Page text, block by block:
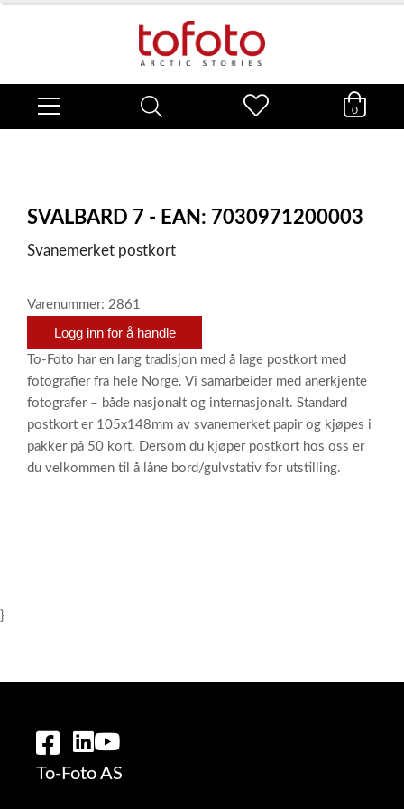
0
SVALBARD 7 - EAN: 7030971200003
Svanemerket postkort
Varenummer: 2861
Logg inn for å handle
To-Foto har en lang tradisjon med å lage postkort med
fotografier fra hele Norge. Vi samarbeider med anerkjente
fotografer – både nasjonalt og internasjonalt. Standard
postkort er 105x148mm av svanemerket papir og kjøpes i
pakker på 50 kort. Dersom du kjøper postkort hos oss er
du velkommen til å låne bord/gulvstativ for utstilling.
}
To-Foto AS